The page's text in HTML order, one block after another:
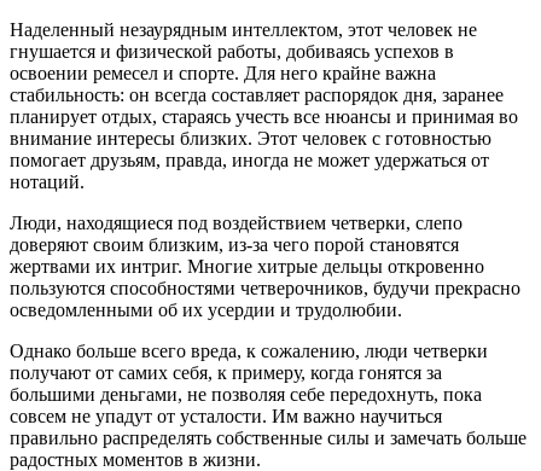
Наделенный незаурядным интеллектом, этот человек не
гнушается и физической работы, добиваясь успехов в
освоении ремесел и спорте. Для него крайне важна
стабильность: он всегда составляет распорядок дня, заранее
планирует отдых, стараясь учесть все нюансы и принимая во
внимание интересы близких. Этот человек с готовностью
помогает друзьям, правда, иногда не может удержаться от
нотаций.
Люди, находящиеся под воздействием четверки, слепо
доверяют своим близким, из-за чего порой становятся
жертвами их интриг. Многие хитрые дельцы откровенно
пользуются способностями четверочников, будучи прекрасно
осведомленными об их усердии и трудолюбии.
Однако больше всего вреда, к сожалению, люди четверки
получают от самих себя, к примеру, когда гонятся за
большими деньгами, не позволяя себе передохнуть, пока
совсем не упадут от усталости. Им важно научиться
правильно распределять собственные силы и замечать больше
радостных моментов в жизни.